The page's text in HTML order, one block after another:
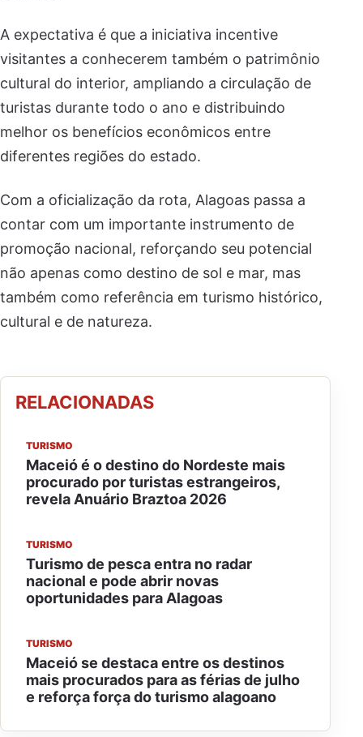
A expectativa é que a iniciativa incentive
visitantes a conhecerem também o patrimônio
cultural do interior, ampliando a circulação de
turistas durante todo o ano e distribuindo
melhor os benefícios econômicos entre
diferentes regiões do estado.
Com a oficialização da rota, Alagoas passa a
contar com um importante instrumento de
promoção nacional, reforçando seu potencial
não apenas como destino de sol e mar, mas
também como referência em turismo histórico,
cultural e de natureza.
RELACIONADAS
TURISMO
Maceió é o destino do Nordeste mais
procurado por turistas estrangeiros,
revela Anuário Braztoa 2026
TURISMO
Turismo de pesca entra no radar
nacional e pode abrir novas
oportunidades para Alagoas
TURISMO
Maceió se destaca entre os destinos
mais procurados para as férias de julho
e reforça força do turismo alagoano